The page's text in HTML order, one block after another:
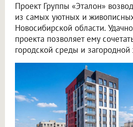
Проект Группы «Эталон»
из самых уютных и
Новосибирской области.
проекта позволяет ему
городской среды и